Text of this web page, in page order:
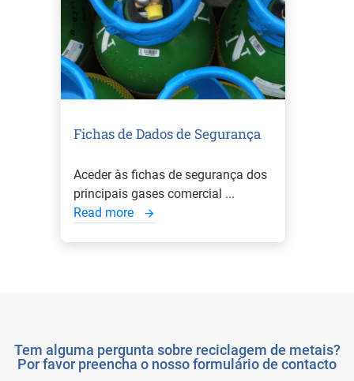
Fichas de Dados de Segurança
Aceder às fichas de segurança dos
principais gases comercial ...
Read more
Tem alguma pergunta sobre reciclagem de metais?
Por favor preencha o nosso formulário de contacto